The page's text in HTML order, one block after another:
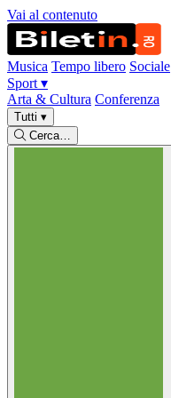
Vai al contenuto
Musica Tempo libero Sociale
Sport ▾
Arta & Cultura Conferenza
Tutti ▾
Cerca…